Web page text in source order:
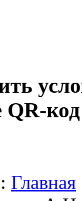
QR-код
Главная